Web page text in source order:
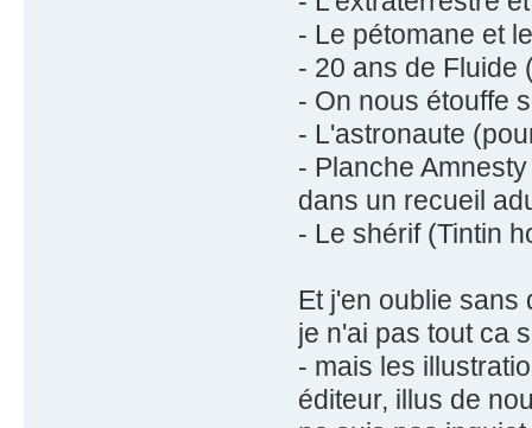
- Le pétomane et
- 20 ans de Fluide
- On nous étouffe
- L'astronaute
- Planche
dans un recueil
- Le shérif (Tintin
Et j'en oublie sans
je n'ai pas tout ca
- mais les
éditeur, illus de